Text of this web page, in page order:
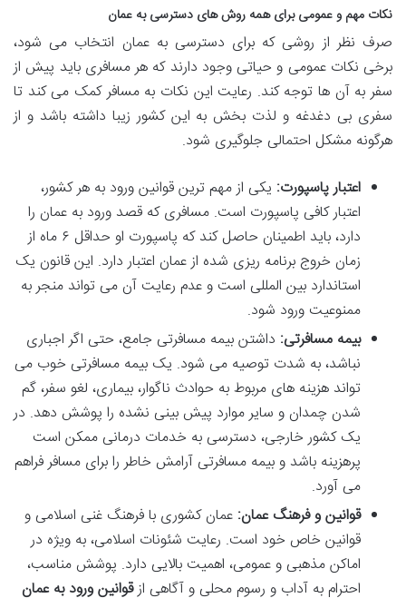
نکات مهم و عمومی برای همه روش های دسترسی به عمان
صرف نظر از روشی که برای دسترسی به عمان انتخاب می شود،
برخی نکات عمومی و حیاتی وجود دارند که هر مسافری باید پیش از
سفر به آن ها توجه کند. رعایت این نکات به مسافر کمک می کند تا
سفری بی دغدغه و لذت بخش به این کشور زیبا داشته باشد و از
هرگونه مشکل احتمالی جلوگیری شود.
اعتبار پاسپورت: یکی از مهم ترین قوانین ورود به هر کشور،
اعتبار کافی پاسپورت است. مسافری که قصد ورود به عمان را
دارد، باید اطمینان حاصل کند که پاسپورت او حداقل ۶ ماه از
زمان خروج برنامه ریزی شده از عمان اعتبار دارد. این قانون یک
استاندارد بین المللی است و عدم رعایت آن می تواند منجر به
ممنوعیت ورود شود.
بیمه مسافرتی: داشتن بیمه مسافرتی جامع، حتی اگر اجباری
نباشد، به شدت توصیه می شود. یک بیمه مسافرتی خوب می
تواند هزینه های مربوط به حوادث ناگوار، بیماری، لغو سفر، گم
شدن چمدان و سایر موارد پیش بینی نشده را پوشش دهد. در
یک کشور خارجی، دسترسی به خدمات درمانی ممکن است
پرهزینه باشد و بیمه مسافرتی آرامش خاطر را برای مسافر فراهم
می آورد.
قوانین و فرهنگ عمان: عمان کشوری با فرهنگ غنی اسلامی و
قوانین خاص خود است. رعایت شئونات اسلامی، به ویژه در
اماکن مذهبی و عمومی، اهمیت بالایی دارد. پوشش مناسب،
احترام به آداب و رسوم محلی و آگاهی ازقوانین ورود به عمان